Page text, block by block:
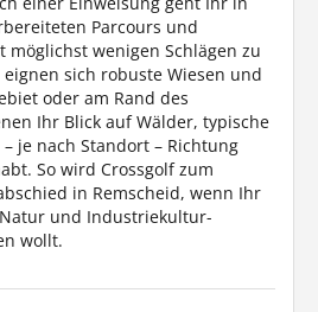
Parcours und
möglichst wenigen Schlägen zu
sich robuste Wiesen und
oder am Rand des
Ihr Blick auf Wälder, typische
je nach Standort – Richtung
So wird Crossgolf zum
in Remscheid, wenn Ihr
und Industriekultur-
wollt.